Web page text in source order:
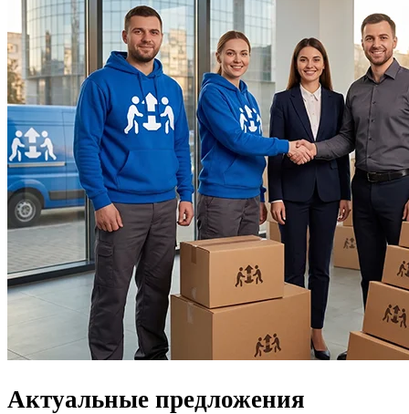
Актуальные предложения